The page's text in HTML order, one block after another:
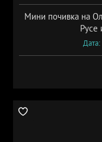
Мини почивка на
Русе